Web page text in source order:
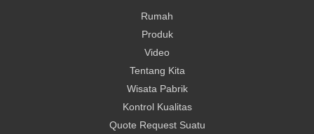
Rumah
Produk
Video
Tentang Kita
Wisata Pabrik
Kontrol Kualitas
Quote Request Suatu